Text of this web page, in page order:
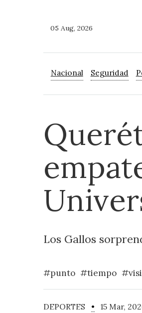
05 Aug, 2026
Nacional Seguridad
Los Gallos
#punto #tiempo
DEPORTES • 15 Mar,